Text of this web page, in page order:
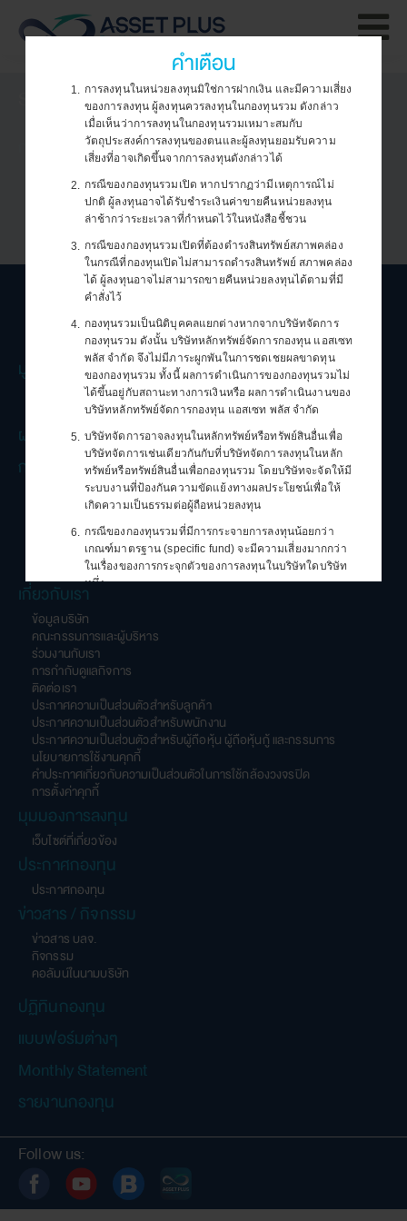
คำเตือน
1. การลงทุนในหน่วยลงทุนมิใช่การฝากเงิน และมีความเสี่ยง
ของการลงทุน ผู้ลงทุนควรลงทุนในกองทุนรวม ดังกล่าว
เมื่อเห็นว่าการลงทุนในกองทุนรวมเหมาะสมกับ
วัตถุประสงค์การลงทุนของตนและผู้ลงทุนยอมรับความ
เสี่ยงที่อาจเกิดขึ้นจากการลงทุนดังกล่าวได้
2. กรณีของกองทุนรวมเปิด หากปรากฏว่ามีเหตุการณ์ไม่
ปกติ ผู้ลงทุนอาจได้รับชำระเงินค่าขายคืนหน่วยลงทุน
ล่าช้ากว่าระยะเวลาที่กำหนดไว้ในหนังสือชี้ชวน
3. กรณีของกองทุนรวมเปิดที่ต้องดำรงสินทรัพย์สภาพคล่อง
ในกรณีที่กองทุนเปิดไม่สามารถดำรงสินทรัพย์ สภาพคล่อง
ได้ ผู้ลงทุนอาจไม่สามารถขายคืนหน่วยลงทุนได้ตามที่มี
คำสั่งไว้
4. กองทุนรวมเป็นนิติบุคคลแยกต่างหากจากบริษัทจัดการ
กองทุนรวม ดังนั้น บริษัทหลักทรัพย์จัดการกองทุน แอสเซท
พลัส จำกัด จึงไม่มีภาระผูกพันในการชดเชยผลขาดทุน
ของกองทุนรวม ทั้งนี้ ผลการดำเนินการของกองทุนรวมไม่
ได้ขึ้นอยู่กับสถานะทางการเงินหรือ ผลการดำเนินงานของ
บริษัทหลักทรัพย์จัดการกองทุน แอสเซท พลัส จำกัด
5. บริษัทจัดการอาจลงทุนในหลักทรัพย์หรือทรัพย์สินอื่นเพื่อ
บริษัทจัดการเช่นเดียวกันกับที่บริษัทจัดการลงทุนในหลัก
ทรัพย์หรือทรัพย์สินอื่นเพื่อกองทุนรวม โดยบริษัทจะจัดให้มี
ระบบงานที่ป้องกันความขัดแย้งทางผลประโยชน์เพื่อให้
เกิดความเป็นธรรมต่อผู้ถือหน่วยลงทุน
6. กรณีของกองทุนรวมที่มีการกระจายการลงทุนน้อยกว่า
เกณฑ์มาตรฐาน (specific fund) จะมีความเสี่ยงมากกว่า
ในเรื่องของการกระจุกตัวของการลงทุนในบริษัทใดบริษัท
หนึ่ง
7.
ขายล่วงหน้า (Derivatives) เพื่อแสวงหาผลประโยชน์
ตอบแทนจากสัญญาดังกล่าว
7.1 จะมีความเสี่ยงมากกว่ากองทุนรวมอื่น จึงเหมาะสม
เสี่ยงได้สูงกว่าผู้ลงทุนทั่วไป
7.2
ผู้ลงทุนควรลงทุนในกองทุนรวมดังกล่าวเมื่อมีความ
เข้าใจในความเสี่ยงของสัญญาซื้อขายล่วงหน้า และ
ผู้ลงทุนควรพิจารณาความเหมาะสมของการลงทุน
ผู้ลงทุนควรศึกษาข้อมูลในหนังสือชี้ชวนให้เข้าใจและควร
เก็บหนังสือชี้ชวนไว้เพื่อใช้อ้างอิงในอนาคต และเมื่อมีข้อ
สงสัยให้สอบถามผู้แนะนำการลงทุนให้เข้าใจก่อนซื้อหน่วย
ลงทุน
9.
ในกรณีที่ผู้ลงทุนต้องการทราบข้อมูลเพิ่มเติม ผู้ลงทุน
สามารถขอหนังสือชี้ชวนส่วนข้อมูลโครงการได้ที่บริษัท
จัดการกองทุนรวมหรือผู้สนับสนุนการขายหรือรับซื้อคืน
ตัดสินใจลงทุน เช่น การทำธุรกรรมกับบุคคลที่เกี่ยวข้อง
ได้ที่สำนักงานคณะกรรมการ ก.ล.ต. หรือโดยผ่านเครือ
ข่ายอินเตอร์เนตของสำนักงานคณะกรรมการ
11.
เฉพาะกองทุนรวมเพื่อการเลี้ยงชีพและกองทุนรวมหุ้นระยะ
ยาว
จำหน่าย โอน จำนำ หรือนำไปเป็นประกัน (เฉพาะ
ยาว)
11.2
ผู้ถือหน่วยลงทุนจะไม่ได้รับสิทธิประโยชน์ทางภาษี
การใช้และการจัดการคุกกี้
เว็บไซต์ของบริษัทฯ มีการใช้งานคุกกี้ (Cookie) เพื่อสร้าง
ประสบการณ์การใช้งานให้ดียิ่งขึ้น ทั้งนี้ คุณสามารถตั้งค่าและ
ศึกษารายละเอียดเกี่ยวกับการใช้คุกกี้
ของบริษัทฯ ได้ที่นโยบายการใช้งานคุกกี้และการตั้งค่าคุกกี้
ตกลง
เ
SHORTCUT MENU
กองทุนตราสารหนี้
กองทุนหุ้นไทย
กองทุนผสม
กองทุนหน่วยลงทุน/หุ้นต่างประเทศ
กองทุนทรัพย์สินทางเลือก
กองทุน RMF
กองทุน SSF
กองทุนส่วนบุคคล
กองทุนสำรองเลี้ยงชีพ
มูลค่าหน่วยลงทุน
มูลค่าหน่วยลงทุน
มูลค่าหน่วยลงทุนย้อนหลัง
ผลการดำเนินงาน
การทำรายการ
วิธีการเปิดบัญชี
วิธีการซื้อขาย/สับเปลี่ยน
วิธีการดำเนินการด้านนายทะเบียน
แบบฟอร์มต่างๆ
ตัวแทนสนับสนุนการขายและรับซื้อคืนหน่วยลงทุน
เกี่ยวกับเรา
ข้อมูลบริษัท
คณะกรรมการและผู้บริหาร
ร่วมงานกับเรา
การกำกับดูแลกิจการ
ติดต่อเรา
ประกาศความเป็นส่วนตัวสำหรับลูกค้า
ประกาศความเป็นส่วนตัวสำหรับพนักงาน
ประกาศความเป็นส่วนตัวสำหรับผู้ถือหุ้น ผู้ถือหุ้นกู้ และกรรมการ
นโยบายการใช้งานคุกกี้
คำประกาศเกี่ยวกับความเป็นส่วนตัวในการใช้กล้องวงจรปิด
การตั้งค่าคุกกี้
มุมมองการลงทุน
เว็บไซต์ที่เกี่ยวข้อง
ประกาศกองทุน
ประกาศกองทุน
ข่าวสาร / กิจกรรม
ข่าวสาร บลจ.
กิจกรรม
คอลัมน์ในนามบริษัท
ปฏิทินกองทุน
แบบฟอร์มต่างๆ
Monthly Statement
รายงานกองทุน
Follow us: